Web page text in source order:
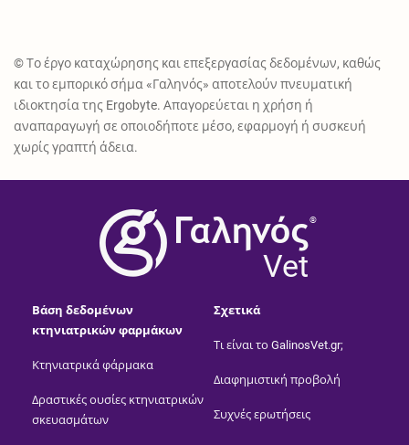
© Το έργο καταχώρησης και επεξεργασίας δεδομένων, καθώς
και το εμπορικό σήμα «Γαληνός» αποτελούν πνευματική
ιδιοκτησία της Ergobyte. Απαγορεύεται η χρήση ή
αναπαραγωγή σε οποιοδήποτε μέσο, εφαρμογή ή συσκευή
χωρίς γραπτή άδεια.
®
Vet
Βάση δεδομένων
κτηνιατρικών φαρμάκων
Κτηνιατρικά φάρμακα
Δραστικές ουσίες κτηνιατρικών
σκευασμάτων
Σχετικά
Τι είναι το GalinosVet.gr;
Διαφημιστική προβολή
Συχνές ερωτήσεις